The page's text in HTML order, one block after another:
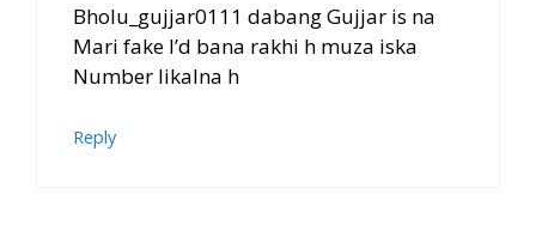
Bholu_gujjar0111 dabang Gujjar is na
Mari fake I’d bana rakhi h muza iska
Number likalna h
Reply